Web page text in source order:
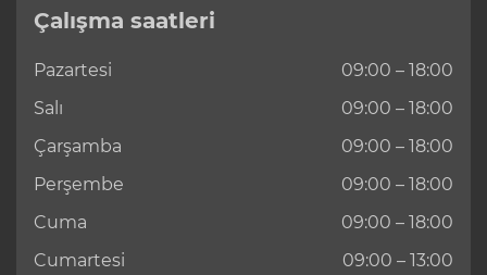
Çalışma saatleri
Pazartesi
09:00 – 18:00
Salı
09:00 – 18:00
Çarşamba
09:00 – 18:00
Perşembe
09:00 – 18:00
Cuma
09:00 – 18:00
Cumartesi
09:00 – 13:00